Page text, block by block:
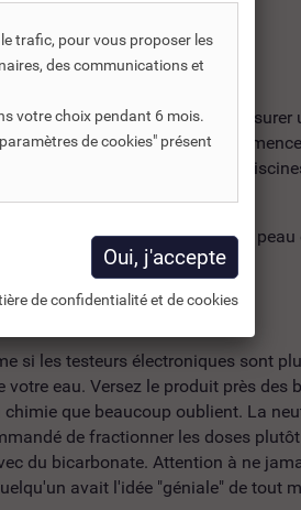
les matériels de la piscine et assurer
efficacité et où le calcaire
certaines régions. J'ai vu des
d'eau "glissante" sur la
si les testeurs électroniques sont
eau. Versez le produit près des
que beaucoup oublient. La
de fractionner les doses
du bicarbonate. Attention à ne
avait l'idée "géniale" de tout
trafic, pour vous proposer les
des communications et
votre choix pendant 6 mois.
de cookies" présent
de confidentialité et de cookies